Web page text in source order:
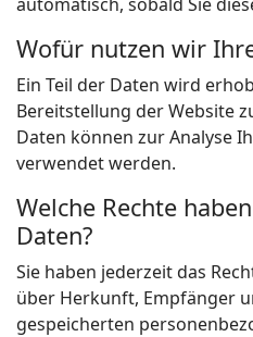
Wofür nutzen wir
Ein Teil der Daten wird
Bereitstellung der Website
Daten können zur Analyse
verwendet werden.
Welche Rechte
Daten?
Sie haben jederzeit das
über Herkunft, Empfänger
gespeicherten